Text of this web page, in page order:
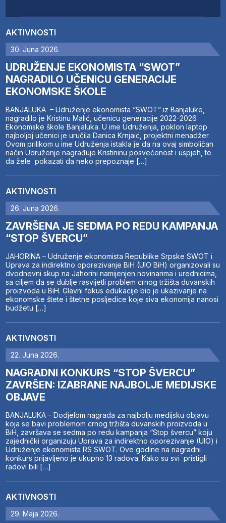
AKTIVNOSTI
30. Juna 2026.
UDRUŽENJE EKONOMISTA “SWOT”
NAGRADILO UČENICU GENERACIJE
EKONOMSKE ŠKOLE
BANJALUKA – Udruženje ekonomista “SWOT” iz Banjaluke,
nagradilo je Kristinu Malić, učenicu generacije 2022-2026
Ekonomske škole Banjaluka. U ime Udruženja, poklon laptop
najboljoj učenici je uručila Danica Krnjaić, projektni menadžer.
Ovom prilikom u ime Udruženja istakla je da na ovaj simboličan
način Udruženje nagrađuje Kristininu posvećenost i uspjeh, te
da žele pokazati da neko prepoznaje […]
AKTIVNOSTI
26. Juna 2026.
ZAVRŠENA JE SEDMA PO REDU KAMPANJA
“STOP ŠVERCU”
JAHORINA – Udruženje ekonomista Republike Srpske SWOT i
Uprava za indirektno oporezivanje BiH (UIO BiH) organizovali su
dvodnevni skup na Jahorini namijenjen novinarima i urednicima,
sa ciljem da se dublje rasvijetli problem crnog tržišta duvanskih
proizvoda u BiH. Glavni fokus edukacije bio je ukazivanje na
ekonomske štete i štetne posljedice koje siva ekonomija nanosi
budžetu […]
AKTIVNOSTI
22. Juna 2026.
NAGRADNI KONKURS “STOP ŠVERCU”
ZAVRŠEN: IZABRANE NAJBOLJE MEDIJSKE
OBJAVE
BANJALUKA – Dodjelom nagrada za najbolju medijsku objavu
koja se bavi problemom crnog tržišta duvanskih proizvoda u
BiH, završava se sedma po redu kampanja “Stop švercu” koju
zajednički organizuju Uprava za indirektno oporezivanje (UIO) i
Udruženje ekonomista RS SWOT. Ove godine na nagradni
konkurs prijavljeno je ukupno 13 radova. Kako su svi pristigli
radovi bili […]
AKTIVNOSTI
29. Maja 2026.